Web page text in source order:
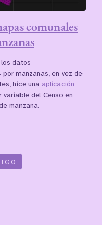
comunales
datos
manzanas, en vez de
hice una aplicación
del Censo en
manzana.